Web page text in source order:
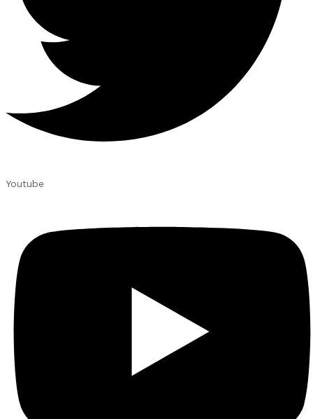
Youtube